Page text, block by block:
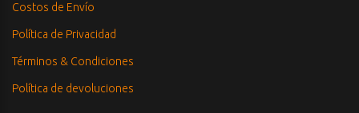
Costos de Envío
Política de Privacidad
Términos & Condiciones
Política de devoluciones